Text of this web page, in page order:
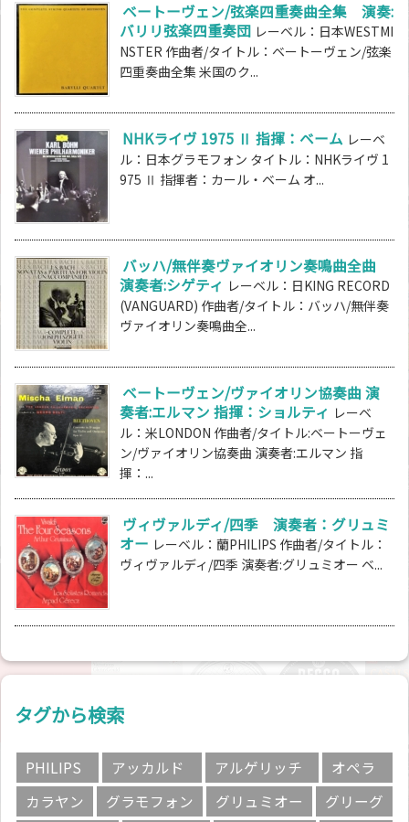
ベートーヴェン/弦楽四重奏曲全集 演奏:
バリリ弦楽四重奏団 レーベル：日本WESTMI
NSTER 作曲者/タイトル：ベートーヴェン/弦楽
四重奏曲全集 米国のク...
NHKライヴ 1975 Ⅱ 指揮：ベーム レーベ
ル：日本グラモフォン タイトル：NHKライヴ 1
975 Ⅱ 指揮者：カール・ベーム オ...
バッハ/無伴奏ヴァイオリン奏鳴曲全曲
演奏者:シゲティ レーベル：日KING RECORD
(VANGUARD) 作曲者/タイトル：バッハ/無伴奏
ヴァイオリン奏鳴曲全...
ベートーヴェン/ヴァイオリン協奏曲 演
奏者:エルマン 指揮：ショルティ レーベ
ル：米LONDON 作曲者/タイトル:ベートーヴェ
ン/ヴァイオリン協奏曲 演奏者:エルマン 指
揮：...
ヴィヴァルディ/四季 演奏者：グリュミ
オー レーベル：蘭PHILIPS 作曲者/タイトル：
ヴィヴァルディ/四季 演奏者:グリュミオー ベ...
タグから検索
PHILIPS アッカルド アルゲリッチ
オペラ
カラヤン
グラモフォン グリュミオー
グリーグ